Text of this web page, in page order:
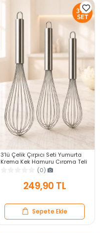
3’lü Çelik Çırpıcı Seti Yumurta
Krema Kek Hamuru Çırpma Teli
Pratik Sos Karıştırıcı Mutfak Teli
(0)
249,90 TL
Sepete Ekle